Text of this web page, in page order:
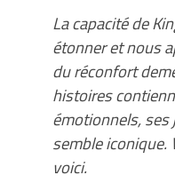
La capacité de
étonner et nous
du réconfort
histoires
émotionnels, ses
semble iconique.
voici.